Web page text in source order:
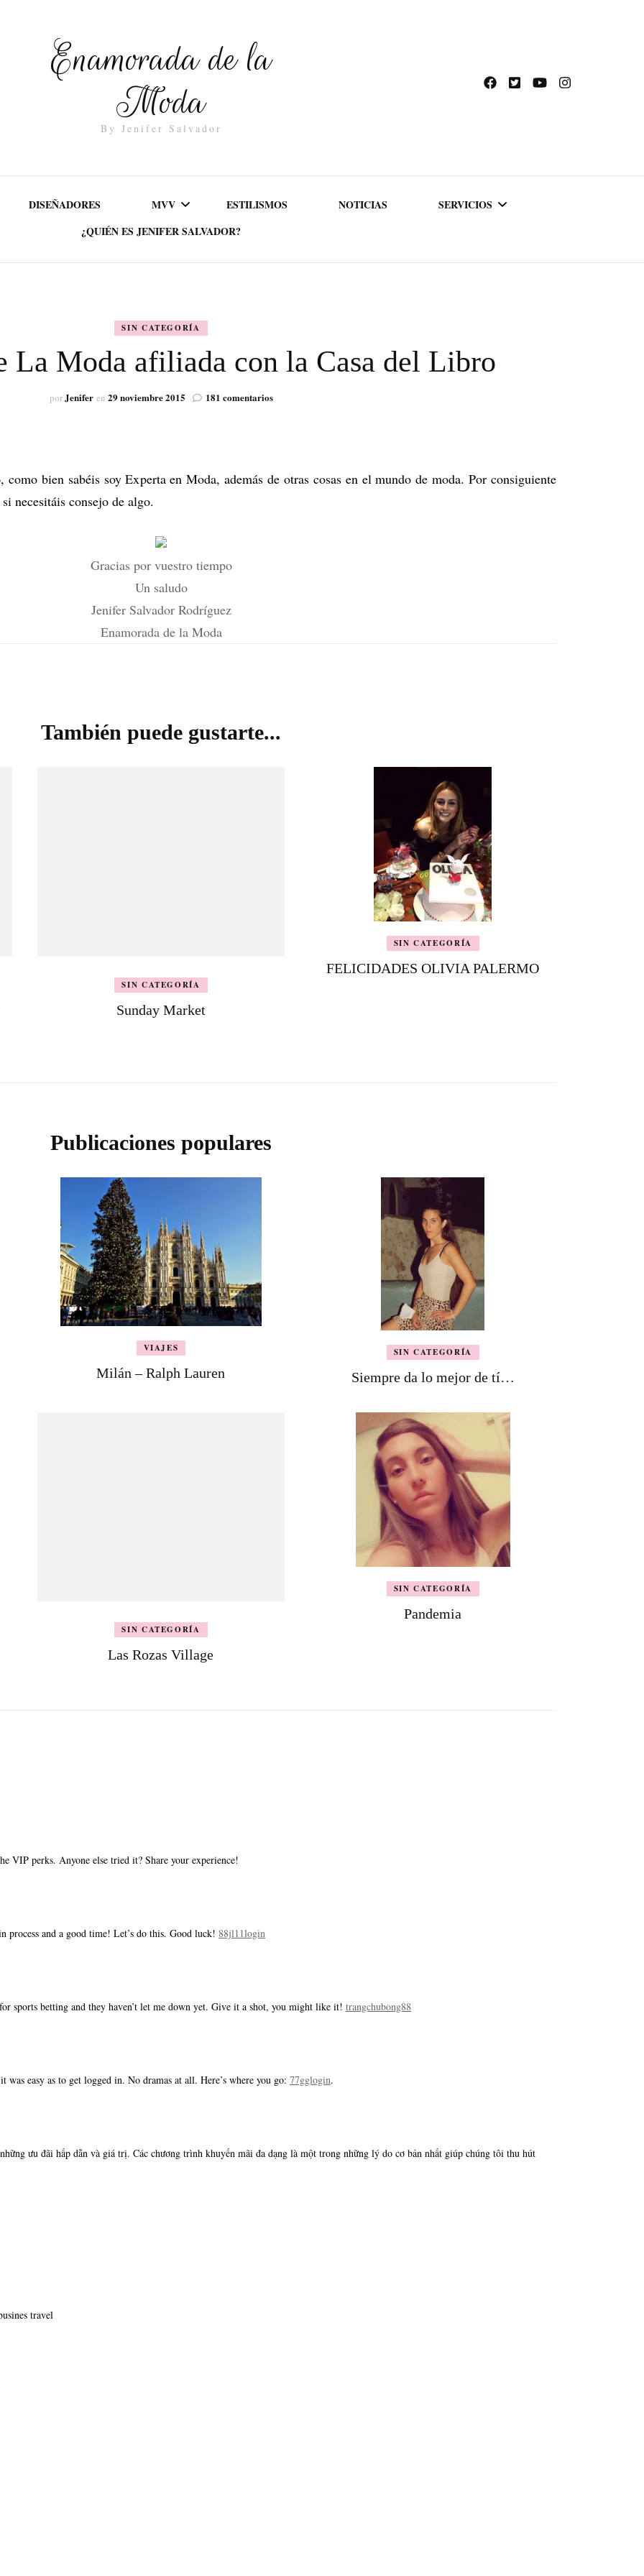
Enamorada de la
Moda
By Jenifer Salvador
DISEÑADORES MVV ESTILISMOS NOTICIAS SERVICIOS
PERSONAL SHOPPER
¿QUIÉN ES JENIFER SALVADOR?
SIN CATEGORÍA
La Moda afiliada con la Casa del Libro
porJenifer en 29 noviembre 2015 181 comentariosen
con
bien sabéis soy Experta en Moda, además de otras cosas en el mundo de moda. Por consiguiente
necesitáis consejo de algo.
Gracias por vuestro tiempo
Un saludo
Jenifer Salvador Rodríguez
Enamorada de la Moda
También puede gustarte...
SIN CATEGORÍA
Sunday Market
SIN CATEGORÍA
FELICIDADES OLIVIA PALERMO
Publicaciones populares
VIAJES
Milán – Ralph Lauren
SIN CATEGORÍA
Siempre da lo mejor de tí…
SIN CATEGORÍA
Las Rozas Village
SIN CATEGORÍA
Pandemia
VIP perks. Anyone else tried it? Share your experience!
and a good time! Let’s do this. Good luck! 88jl11login
sports betting and they haven’t let me down yet. Give it a shot, you might like it! trangchubong88
easy as to get logged in. No dramas at all. Here’s where you go: 77gglogin.
ưu đãi hấp dẫn và giá trị. Các chương trình khuyến mãi đa dạng là một trong những lý do cơ bản nhất giúp chúng tôi thu hút
travel